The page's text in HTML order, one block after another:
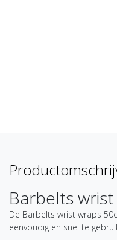
Barbelts
De Barbelts wrist wraps
eenvoudig en snel te